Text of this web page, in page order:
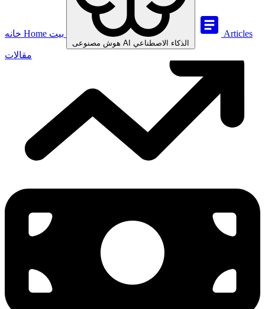
Home
هوش مصنوعی AI الذكاء الاصطناعي
Articles
مقالات